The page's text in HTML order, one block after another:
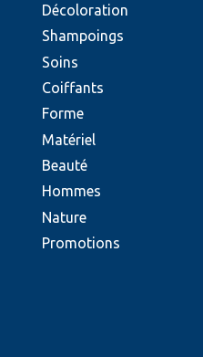
Décoloration
Shampoings
Soins
Coiffants
Forme
Matériel
Beauté
Hommes
Nature
Promotions